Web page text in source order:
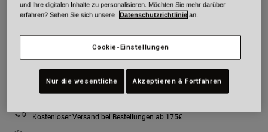
XS S M L XL
Zum Warenkorb hinzufügen
Kostenloser Versand bei Bestellungen ab 175€
und Ihre digitalen Inhalte zu personalisieren. Möchten Sie mehr darüber
erfahren? Sehen Sie sich unsere
Datenschutzrichtlinie an.
Cookie-Einstellungen
Nur die wesentliche Akzeptieren & Fortfahren